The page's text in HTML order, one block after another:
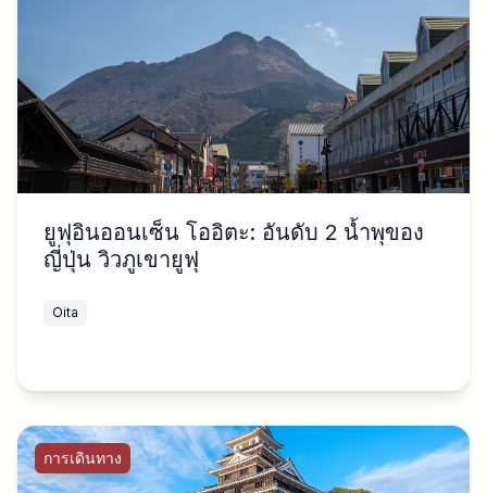
ยูฟุอินออนเซ็น โออิตะ: อันดับ 2 น้ำพุของ
ญี่ปุ่น วิวภูเขายูฟุ
Oita
การเดินทาง